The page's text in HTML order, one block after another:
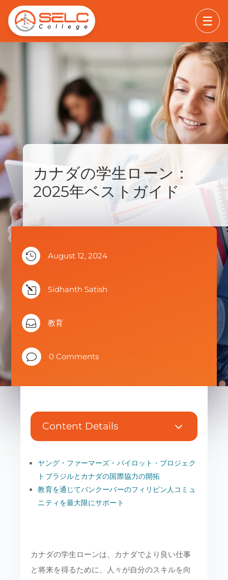
☰
カナダの学生ローン：
2025年ベストガイド
 August 12, 2024
l Sidhanth Satish
 教育
v 0 Comments
Content Details 3
ヤング・ファーマーズ・パイロット・プロジェク
トブラジルとカナダの国際協力の開拓
教育を通じてバンクーバーのフィリピン人コミュ
ニティを最大限にサポート
カナダの学生ローンは、カナダでより良い仕事
と将来を得るために、人々が自分のスキルを向